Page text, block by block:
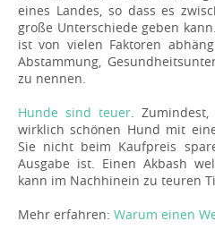
eines Landes, so dass es
große Unterschiede geben
ist von vielen Faktoren
Abstammung,
zu nennen.
Hunde sind teuer .
wirklich schönen Hund mit
Sie nicht beim Kaufpreis
Ausgabe ist. Einen Akbash
kann im Nachhinein zu teuren
Mehr erfahren: Warum einen